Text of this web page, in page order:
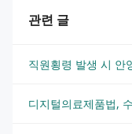
관련 글